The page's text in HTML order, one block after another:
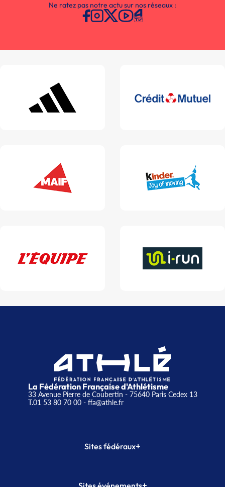
Ne ratez pas notre actu sur nos réseaux :
La Fédération Française d'Athlétisme
33 Avenue Pierre de Coubertin - 75640 Paris Cedex 13
T.01 53 80 70 00- ffa@athle.fr
Sites fédéraux+